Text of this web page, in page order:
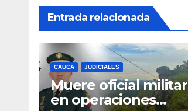
Entrada relacionada
CAUCA JUDICIALES
Muere oficial militar
en operaciones